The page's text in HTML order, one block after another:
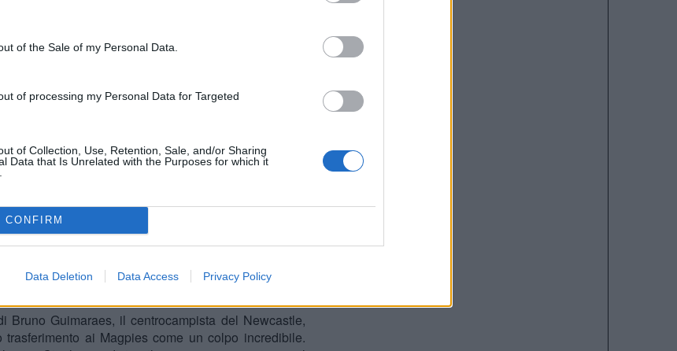
of the Sale of my Personal Data.
of processing my Personal Data for Targeted
of Collection, Use, Retention, Sale, and/or Sharing
Data that Is Unrelated with the Purposes for which it
CONFIRM
Data Deletion Data Access Privacy Policy
Guimaraes, il centrocampista del Newcastle,
ai Magpies come un colpo incredibile.